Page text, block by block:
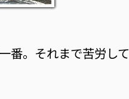
番。それまで苦労して